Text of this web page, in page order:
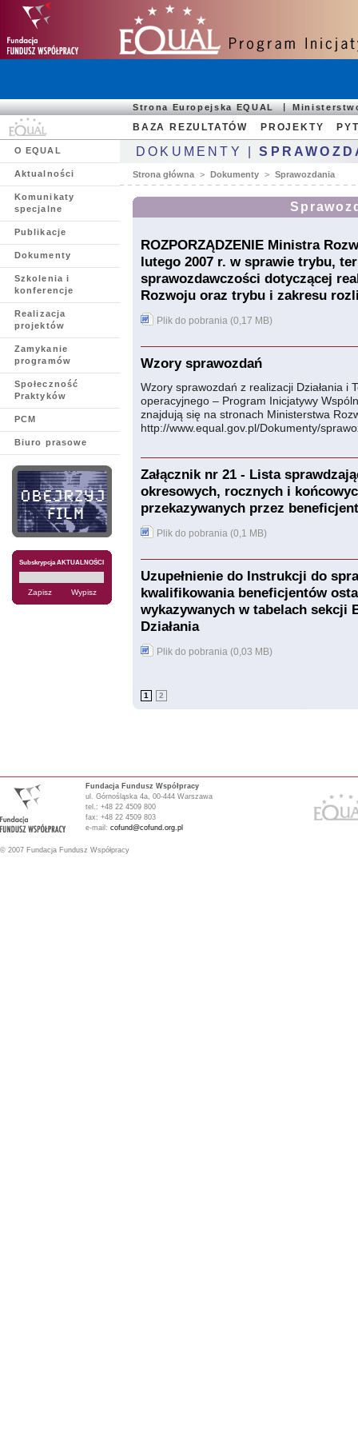
Strona Europejska EQUAL
BAZA REZULTATÓW PROJEKTY
O EQUAL
Aktualności
Komunikaty
specjalne
Publikacje
Dokumenty
Szkolenia i
konferencje
Realizacja
projektów
Zamykanie
programów
Społeczność
Praktyków
PCM
Biuro prasowe
Subskrypcja AKTUALNOŚCI
DOKUMENTY |
Strona główna > Dokumenty > Sprawozdania
ROZPORZĄDZENIE Ministra
lutego 2007 r. w sprawie trybu,
sprawozdawczości dotyczącej
Rozwoju oraz trybu i zakresu
Plik do pobrania (0,17 MB)
Wzory sprawozdań
Wzory sprawozdań z realizacji Działania i
operacyjnego – Program Inicjatywy
znajdują się na stronach Ministerstwa
http://www.equal.gov.pl/Dokumenty/
Załącznik nr 21 - Lista
okresowych, rocznych i
przekazywanych przez
Plik do pobrania (0,1 MB)
Uzupełnienie do Instrukcji do
kwalifikowania beneficjentów
wykazywanych w tabelach sekcji
Działania
Plik do pobrania (0,03 MB)
1 2
Fundacja Fundusz Współpracy
ul. Górnośląska 4a, 00-444 Warszawa
tel.: +48 22 4509 800
fax: +48 22 4509 803
e-mail: cofund@cofund.org.pl
© 2007 Fundacja Fundusz Współpracy